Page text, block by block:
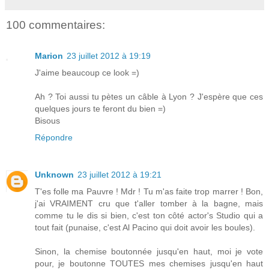
100 commentaires:
Marion 23 juillet 2012 à 19:19
J'aime beaucoup ce look =)
Ah ? Toi aussi tu pètes un câble à Lyon ? J'espère que ces
quelques jours te feront du bien =)
Bisous
Répondre
Unknown 23 juillet 2012 à 19:21
T'es folle ma Pauvre ! Mdr ! Tu m'as faite trop marrer ! Bon,
j'ai VRAIMENT cru que t'aller tomber à la bagne, mais
comme tu le dis si bien, c'est ton côté actor's Studio qui a
tout fait (punaise, c'est Al Pacino qui doit avoir les boules).
Sinon, la chemise boutonnée jusqu'en haut, moi je vote
pour, je boutonne TOUTES mes chemises jusqu'en haut